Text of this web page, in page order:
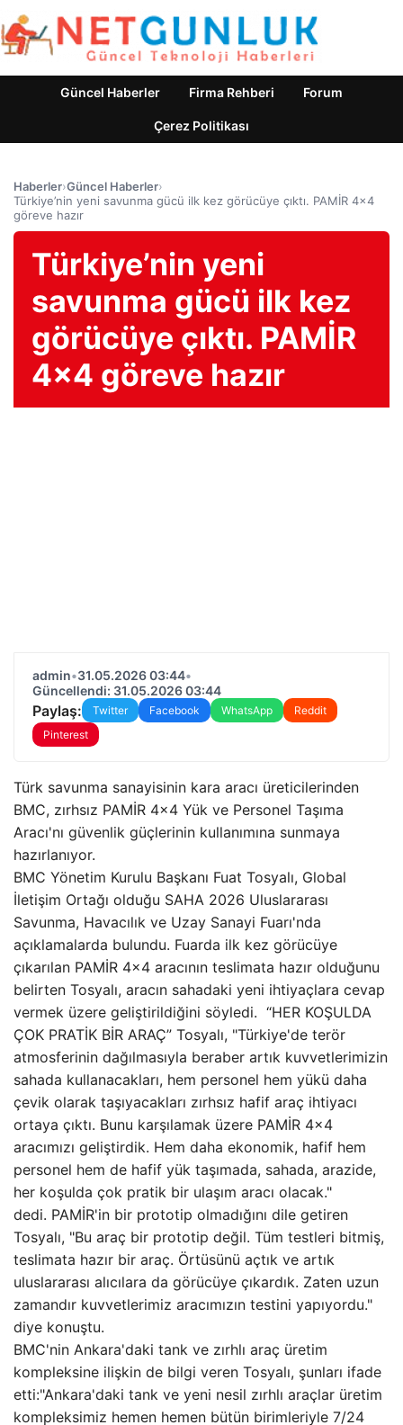
Güncel Haberler Firma Rehberi Forum
Çerez Politikası
Haberler›Güncel Haberler›
Türkiye’nin yeni savunma gücü ilk kez görücüye çıktı. PAMİR 4×4
göreve hazır
Türkiye’nin yeni
savunma gücü ilk kez
görücüye çıktı. PAMİR
4×4 göreve hazır
admin•31.05.2026 03:44•
Güncellendi: 31.05.2026 03:44
Paylaş: Twitter Facebook WhatsApp
Reddit
Pinterest
Türk savunma sanayisinin kara aracı üreticilerinden
BMC, zırhsız PAMİR 4×4 Yük ve Personel Taşıma
Aracı'nı güvenlik güçlerinin kullanımına sunmaya
hazırlanıyor.
BMC Yönetim Kurulu Başkanı Fuat Tosyalı, Global
İletişim Ortağı olduğu SAHA 2026 Uluslararası
Savunma, Havacılık ve Uzay Sanayi Fuarı'nda
açıklamalarda bulundu. Fuarda ilk kez görücüye
çıkarılan PAMİR 4×4 aracının teslimata hazır olduğunu
belirten Tosyalı, aracın sahadaki yeni ihtiyaçlara cevap
vermek üzere geliştirildiğini söyledi. “HER KOŞULDA
ÇOK PRATİK BİR ARAÇ” Tosyalı, "Türkiye'de terör
atmosferinin dağılmasıyla beraber artık kuvvetlerimizin
sahada kullanacakları, hem personel hem yükü daha
çevik olarak taşıyacakları zırhsız hafif araç ihtiyacı
ortaya çıktı. Bunu karşılamak üzere PAMİR 4×4
aracımızı geliştirdik. Hem daha ekonomik, hafif hem
personel hem de hafif yük taşımada, sahada, arazide,
her koşulda çok pratik bir ulaşım aracı olacak."
dedi. PAMİR'in bir prototip olmadığını dile getiren
Tosyalı, "Bu araç bir prototip değil. Tüm testleri bitmiş,
teslimata hazır bir araç. Örtüsünü açtık ve artık
uluslararası alıcılara da görücüye çıkardık. Zaten uzun
zamandır kuvvetlerimiz aracımızın testini yapıyordu."
diye konuştu.
BMC'nin Ankara'daki tank ve zırhlı araç üretim
kompleksine ilişkin de bilgi veren Tosyalı, şunları ifade
etti:"Ankara'daki tank ve yeni nesil zırhlı araçlar üretim
kompleksimiz hemen hemen bütün birimleriyle 7/24